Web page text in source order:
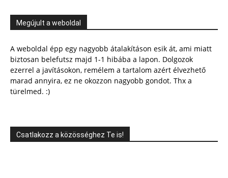
Megújult a weboldal
A weboldal épp egy nagyobb átalakításon esik át, ami miatt
biztosan belefutsz majd 1-1 hibába a lapon. Dolgozok
ezerrel a javításokon, remélem a tartalom azért élvezhető
marad annyira, ez ne okozzon nagyobb gondot. Thx a
türelmed. :)
Csatlakozz a közösséghez Te is!